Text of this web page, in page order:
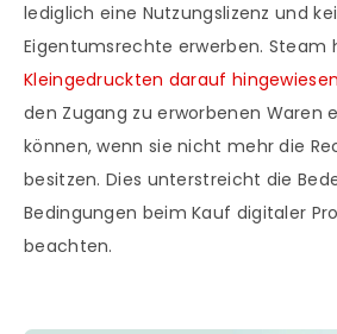
lediglich eine Nutzungslizenz und
Eigentumsrechte erwerben. Steam
Kleingedruckten darauf
den Zugang zu erworbenen Waren
können, wenn sie nicht mehr die
besitzen. Dies unterstreicht die
Bedingungen beim Kauf digitaler
beachten.